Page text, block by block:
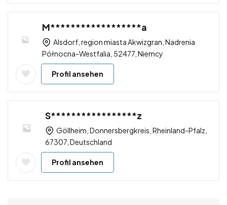
M******************a
Alsdorf, region miasta Akwizgran, Nadrenia
Północna-Westfalia, 52477, Niemcy
Profil ansehen
S*****************z
Göllheim, Donnersbergkreis, Rheinland-Pfalz,
67307, Deutschland
Profil ansehen